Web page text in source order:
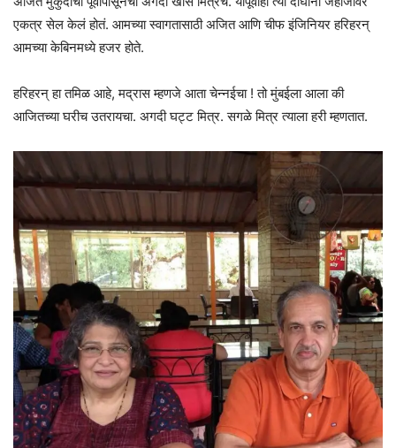
एकत्र सेल केलं होतं. आमच्या स्वागतासाठी अजित आणि चीफ इंजिनियर हरिहरन्
आमच्या केबिनमध्ये हजर होते.
हरिहरन् हा तमिळ आहे, मद्रास म्हणजे आता चेन्नईचा ! तो मुंबईला आला की
आजितच्या घरीच उतरायचा. अगदी घट्ट मित्र. सगळे मित्र त्याला हरी म्हणतात.